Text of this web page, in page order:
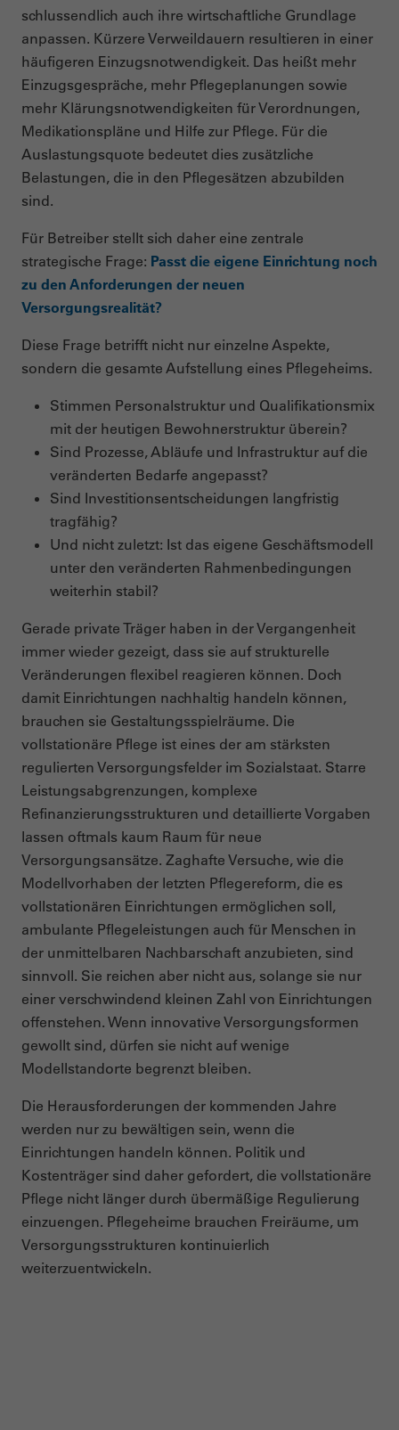
schlussendlich auch ihre wirtschaftliche Grundlage
anpassen. Kürzere Verweildauern resultieren in einer
häufigeren Einzugsnotwendigkeit. Das heißt mehr
Einzugsgespräche, mehr Pflegeplanungen sowie
mehr Klärungsnotwendigkeiten für Verordnungen,
Medikationspläne und Hilfe zur Pflege. Für die
Auslastungsquote bedeutet dies zusätzliche
Belastungen, die in den Pflegesätzen abzubilden
sind.
Für Betreiber stellt sich daher eine zentrale
strategische Frage: Passt die eigene Einrichtung noch
zu den Anforderungen der neuen
Versorgungsrealität?
Diese Frage betrifft nicht nur einzelne Aspekte,
sondern die gesamte Aufstellung eines Pflegeheims.
Stimmen Personalstruktur und Qualifikationsmix
mit der heutigen Bewohnerstruktur überein?
Sind Prozesse, Abläufe und Infrastruktur auf die
veränderten Bedarfe angepasst?
Sind Investitionsentscheidungen langfristig
tragfähig?
Und nicht zuletzt: Ist das eigene Geschäftsmodell
unter den veränderten Rahmenbedingungen
weiterhin stabil?
Gerade private Träger haben in der Vergangenheit
immer wieder gezeigt, dass sie auf strukturelle
Veränderungen flexibel reagieren können. Doch
damit Einrichtungen nachhaltig handeln können,
brauchen sie Gestaltungsspielräume. Die
vollstationäre Pflege ist eines der am stärksten
regulierten Versorgungsfelder im Sozialstaat. Starre
Leistungsabgrenzungen, komplexe
Refinanzierungsstrukturen und detaillierte Vorgaben
lassen oftmals kaum Raum für neue
Versorgungsansätze. Zaghafte Versuche, wie die
Modellvorhaben der letzten Pflegereform, die es
vollstationären Einrichtungen ermöglichen soll,
ambulante Pflegeleistungen auch für Menschen in
der unmittelbaren Nachbarschaft anzubieten, sind
sinnvoll. Sie reichen aber nicht aus, solange sie nur
einer verschwindend kleinen Zahl von Einrichtungen
offenstehen. Wenn innovative Versorgungsformen
gewollt sind, dürfen sie nicht auf wenige
Modellstandorte begrenzt bleiben.
Die Herausforderungen der kommenden Jahre
werden nur zu bewältigen sein, wenn die
Einrichtungen handeln können. Politik und
Kostenträger sind daher gefordert, die vollstationäre
Pflege nicht länger durch übermäßige Regulierung
einzuengen. Pflegeheime brauchen Freiräume, um
Versorgungsstrukturen kontinuierlich
weiterzuentwickeln.